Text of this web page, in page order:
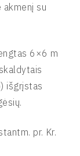
su
6×6 m
išgrįstas
pr. Kr.